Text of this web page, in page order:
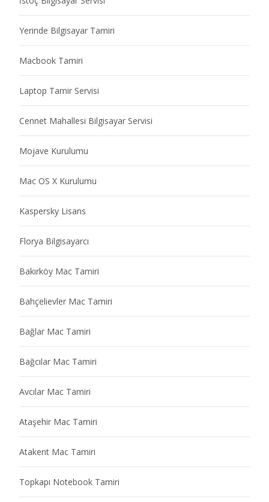
Yerinde Bilgisayar Tamiri
Macbook Tamiri
Laptop Tamir Servisi
Cennet Mahallesi Bilgisayar Servisi
Mojave Kurulumu
Mac OS X Kurulumu
Kaspersky Lisans
Florya Bilgisayarcı
Bakırköy Mac Tamiri
Bahçelievler Mac Tamiri
Bağlar Mac Tamiri
Bağcılar Mac Tamiri
Avcılar Mac Tamiri
Ataşehir Mac Tamiri
Atakent Mac Tamiri
Topkapı Notebook Tamiri